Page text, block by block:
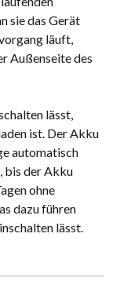
sie das Gerät
läuft,
Außenseite des
lässt,
ist. Der Akku
automatisch
bis der Akku
ohne
dazu führen
lässt.